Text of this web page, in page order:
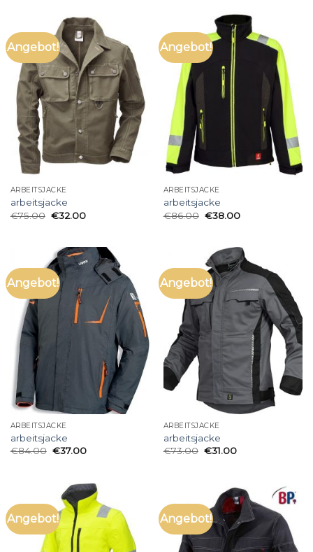
Angebot!
ARBEITSJACKE
arbeitsjacke
€75.00 €32.00
Angebot!
ARBEITSJACKE
arbeitsjacke
€86.00 €38.00
Angebot!
ARBEITSJACKE
arbeitsjacke
€84.00 €37.00
Angebot!
ARBEITSJACKE
arbeitsjacke
€73.00 €31.00
Angebot! Angebot!